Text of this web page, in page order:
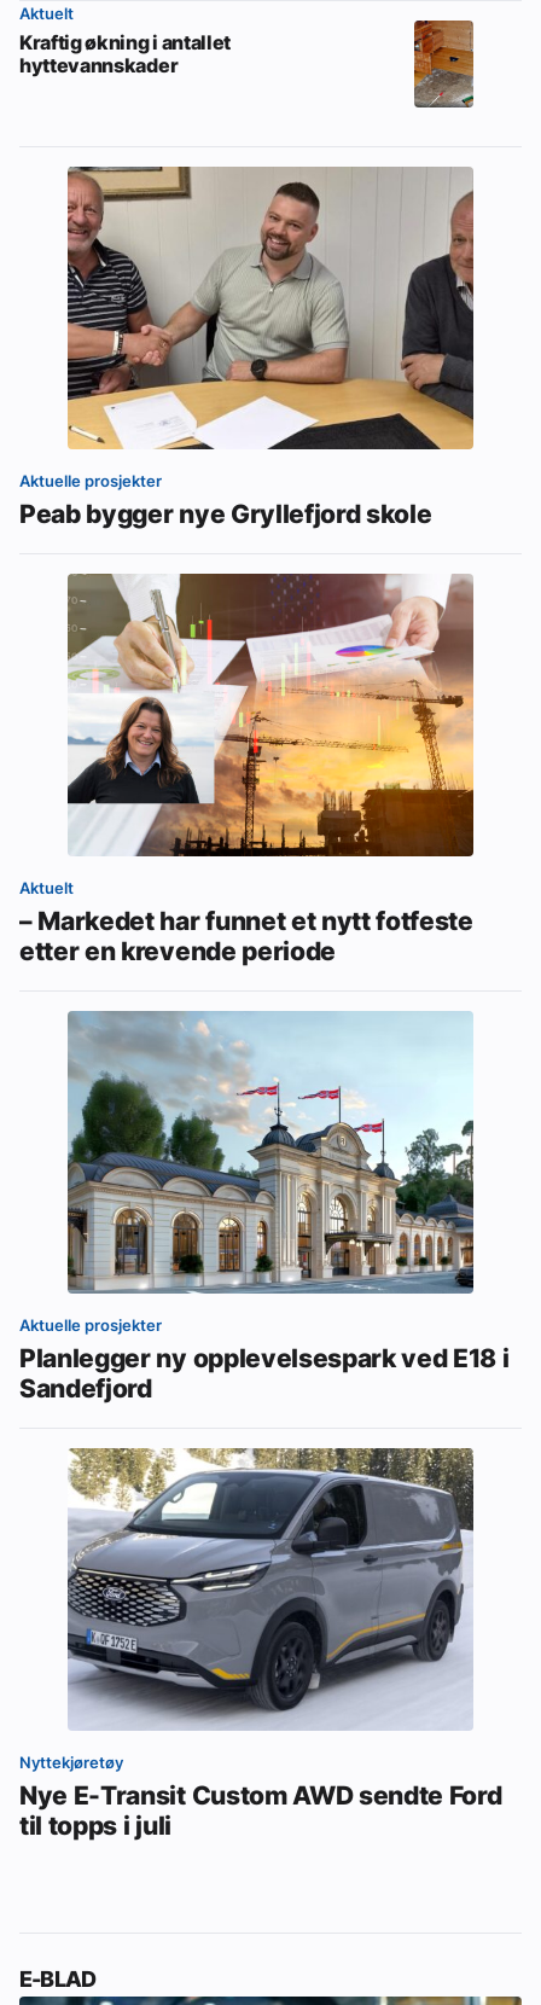
Aktuelt
Kraftig økning i antallet
hyttevannskader
Aktuelle prosjekter
Peab bygger nye Gryllefjord skole
Aktuelt
– Markedet har funnet et nytt fotfeste
etter en krevende periode
Aktuelle prosjekter
Planlegger ny opplevelsespark ved E18 i
Sandefjord
Nyttekjøretøy
Nye E-Transit Custom AWD sendte Ford
til topps i juli
E-BLAD